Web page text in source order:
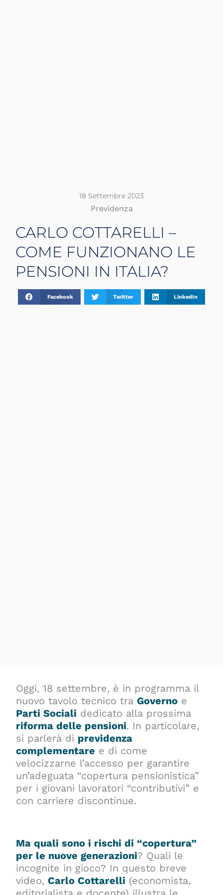
18 Settembre 2023
Previdenza
CARLO COTTARELLI –
COME FUNZIONANO LE
PENSIONI IN ITALIA?
Facebook Twitter LinkedIn
Oggi, 18 settembre, è in programma il
nuovo tavolo tecnico tra Governo e
Parti Sociali dedicato alla prossima
riforma delle pensioni. In particolare,
si parlerà di previdenza
complementare e di come
velocizzarne l’accesso per garantire
un’adeguata “copertura pensionistica”
per i giovani lavoratori “contributivi” e
con carriere discontinue.
Ma quali sono i rischi di “copertura”
per le nuove generazioni? Quali le
incognite in gioco? In questo breve
video, Carlo Cottarelli (economista,